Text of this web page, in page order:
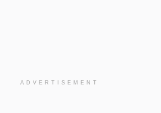
ADVERTISEMENT